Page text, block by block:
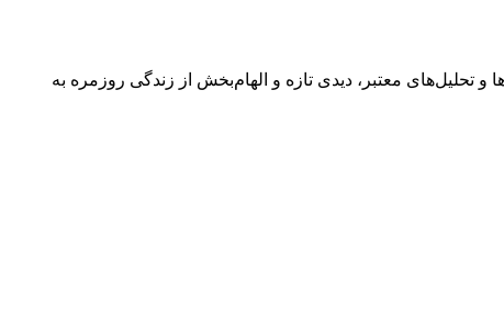
گفتگوها و تحلیل‌های معتبر، دیدی تازه و الهام‌بخش از زندگی روزمره به